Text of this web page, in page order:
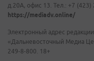
д.20А, офис 13. Тел.: +7 (423)
https://mediadv.online/
Электронный адрес
«Дальневосточный Медиа
249-8-800. 18+